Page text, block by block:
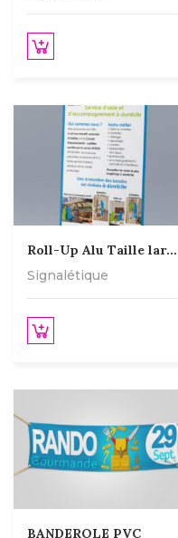
Roll-Up Alu Taille large
Signalétique
BANDEROLE PVC